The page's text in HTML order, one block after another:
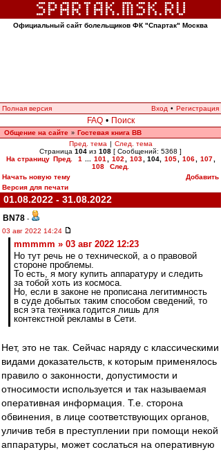
Официальный сайт болельщиков ФК "Спартак" Москва
Полная версия Вход • Регистрация
FAQ • Поиск
Общение на сайте » Гостевая книга ВВ
Пред. тема | След. тема
Страница 104 из 108 [ Сообщений: 5368 ]
На страницу Пред. 1 101 102 103 104 105 106 107
108
След.
Начать новую тему
Добавить
Версия для печати
01.08.2022 - 31.08.2022
BN78 -
03 авг 2022 14:24
mmmmm » 03 авг 2022 12:23
Но тут речь не о технической, а о правовой
стороне проблемы.
То есть, я могу купить аппаратуру и следить
за тобой хоть из космоса.
Но, если в законе не прописана легитимность
в суде добытых таким способом сведений, то
вся эта техника годится лишь для
контекстной рекламы в Сети.
Нет, это не так. Сейчас наряду с классическими
видами доказательств, к которым применялось
правило о законности, допустимости и
относимости используется и так называемая
оперативная информация. Т.е. сторона
обвинения, в лице соответствующих органов,
уличив тебя в преступлении при помощи некой
аппаратуры, может сослаться на оперативную